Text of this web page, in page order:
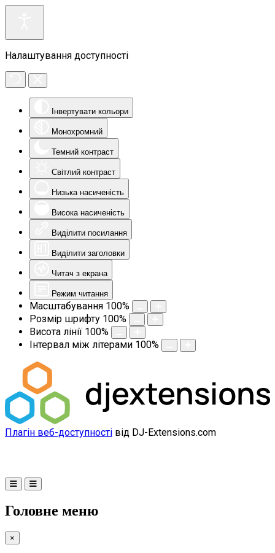
Налаштування доступності
Інвертувати кольори
Монохромний
Темний контраст
Світлий контраст
Низька насиченість
Висока насиченість
Виділити посилання
Виділити заголовки
Читач з екрана
Режим читання
Масштабування 100%
Розмір шрифту 100%
Висота лінії 100%
Інтервал між літерами 100%
Плагін веб-доступності від DJ-Extensions.com
Головне меню
×